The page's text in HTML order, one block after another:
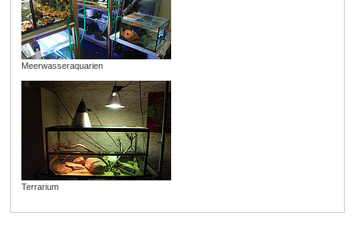
Meerwasseraquarien
Terrarium